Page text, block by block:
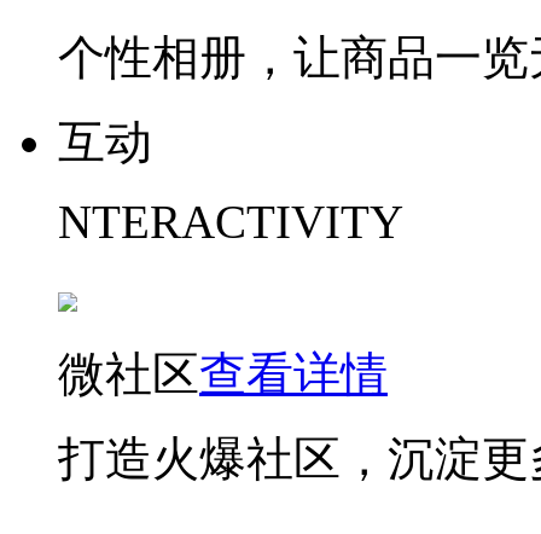
个性相册，让商品一览
互动
NTERACTIVITY
微社区查看详情
打造火爆社区，沉淀